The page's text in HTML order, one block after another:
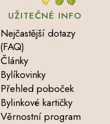
UŽITEČNÉ INFO
Nejčastější dotazy
(FAQ)
Články
Bylíkovinky
Přehled poboček
Bylinkové kartičky
Věrnostní program